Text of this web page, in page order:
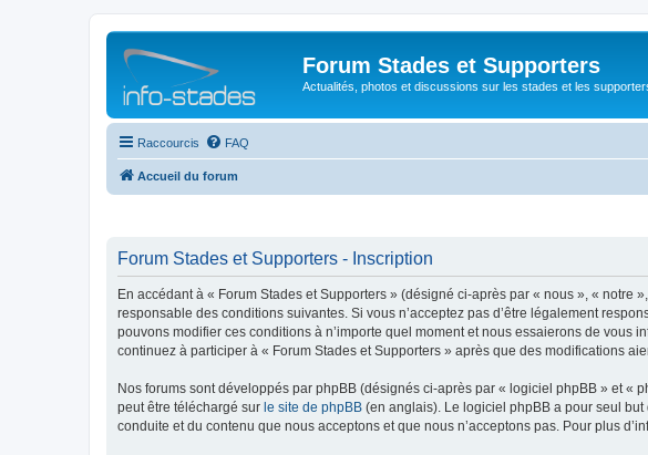
Forum Stades et Supporters
Actualités, photos et discussions sur les stades et les
Raccourcis FAQ
Accueil du forum
Forum Stades et Supporters - Inscription
En accédant à « Forum Stades et Supporters » (désigné ci-après par « nous », « notre
responsable des conditions suivantes. Si vous n’acceptez pas d’être légalement
pouvons modifier ces conditions à n’importe quel moment et nous essaierons de
continuez à participer à « Forum Stades et Supporters » après que des modifications
Nos forums sont développés par phpBB (désignés ci-après par « logiciel phpBB » et «
peut être téléchargé sur le site de phpBB (en anglais). Le logiciel phpBB a pour seul
conduite et du contenu que nous acceptons et que nous n’acceptons pas. Pour plus